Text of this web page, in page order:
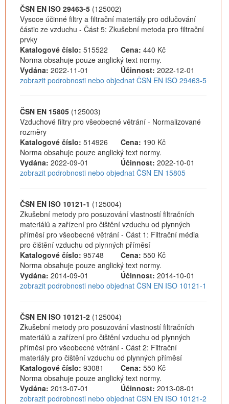
ČSN EN ISO 29463-5 (125002)
Vysoce účinné filtry a filtrační materiály pro odlučování
částic ze vzduchu - Část 5: Zkušební metoda pro filtrační
prvky
Katalogové číslo: 515522 Cena: 440 Kč
Norma obsahuje pouze anglický text normy.
Vydána: 2022-11-01 Účinnost: 2022-12-01
zobrazit podrobnosti nebo objednat ČSN EN ISO 29463-5
ČSN EN 15805 (125003)
Vzduchové filtry pro všeobecné větrání - Normalizované
rozměry
Katalogové číslo: 514926 Cena: 190 Kč
Norma obsahuje pouze anglický text normy.
Vydána: 2022-09-01 Účinnost: 2022-10-01
zobrazit podrobnosti nebo objednat ČSN EN 15805
ČSN EN ISO 10121-1 (125004)
Zkušební metody pro posuzování vlastností filtračních
materiálů a zařízení pro čištění vzduchu od plynných
příměsí pro všeobecné větrání - Část 1: Filtrační média
pro čištění vzduchu od plynných příměsí
Katalogové číslo: 95748 Cena: 550 Kč
Norma obsahuje pouze anglický text normy.
Vydána: 2014-09-01 Účinnost: 2014-10-01
zobrazit podrobnosti nebo objednat ČSN EN ISO 10121-1
ČSN EN ISO 10121-2 (125004)
Zkušební metody pro posuzování vlastností filtračních
materiálů a zařízení pro čištění vzduchu od plynných
příměsí pro všeobecné větrání - Část 2: Filtrační
materiály pro čištění vzduchu od plynných příměsí
Katalogové číslo: 93081 Cena: 550 Kč
Norma obsahuje pouze anglický text normy.
Vydána: 2013-07-01 Účinnost: 2013-08-01
zobrazit podrobnosti nebo objednat ČSN EN ISO 10121-2